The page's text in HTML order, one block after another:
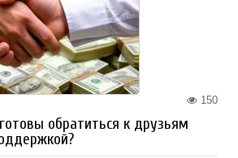
150
обратиться к друзьям